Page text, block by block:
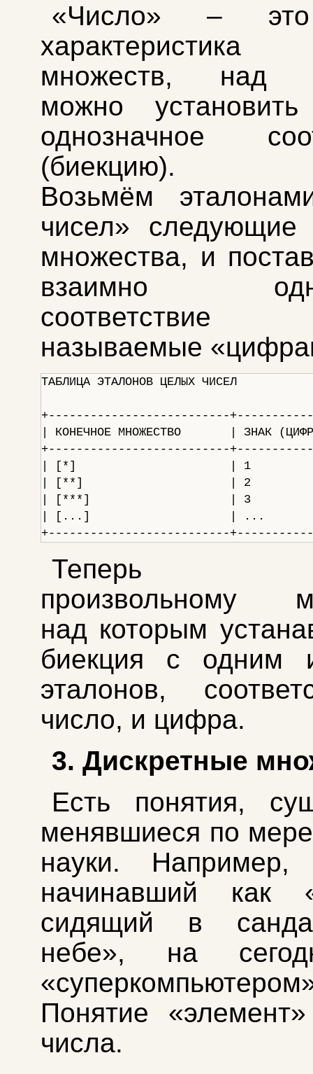
«Число» –
множеств, над
можно
однозначное
(биекцию).
Возьмём
чисел» следующие
множества, и
взаимно
называемые
ТАБЛИЦА ЭТАЛОНОВ ЦЕЛЫХ ЧИСЕЛ
+--------------------------
| КОНЕЧНОЕ МНОЖЕСТВО       | ЗНАК
+--------------------------
| [*]                      | 1
| [**]                     | 2
| [***]                    | 3
| [...]                    | ...
Теперь
произвольному
над которым
биекция с одним
эталонов,
число, и цифра.
3. Дискретные
Есть понятия,
менявшиеся по
науки.
начинавший как
сидящий в
небе», на
Понятие
числа.